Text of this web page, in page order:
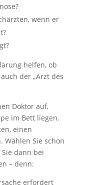
wenn er
helfen, ob
der „Arzt des
Doktor auf,
im Bett liegen.
einen
Wählen Sie schon
dann bei
– denn:
erfordert